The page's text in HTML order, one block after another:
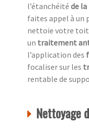
l’étanchéité de
faites appel à un
nettoie votre toit
un traitement
l’application des
focaliser sur les
rentable de
Nettoyage